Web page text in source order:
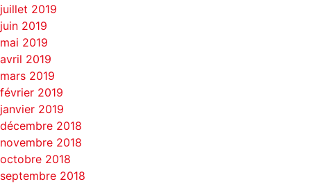
juillet 2019
juin 2019
mai 2019
avril 2019
mars 2019
février 2019
janvier 2019
décembre 2018
novembre 2018
octobre 2018
septembre 2018